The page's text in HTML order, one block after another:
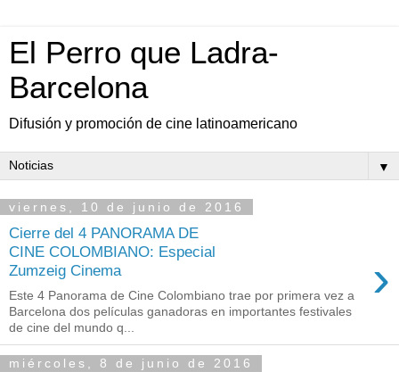
El Perro que Ladra-
Barcelona
Difusión y promoción de cine latinoamericano
▼
viernes, 10 de junio de 2016
Cierre del 4 PANORAMA DE
CINE COLOMBIANO: Especial
Zumzeig Cinema
›
Este 4 Panorama de Cine Colombiano trae por primera vez a
Barcelona dos películas ganadoras en importantes festivales
de cine del mundo q...
miércoles, 8 de junio de 2016